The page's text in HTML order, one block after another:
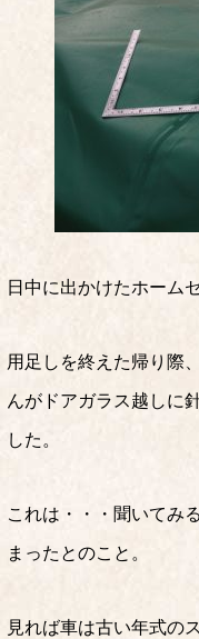
日中に出かけたホーム
用足しを終えた帰り際
んがドアガラス越しに
した。
これは・・・聞いてみ
まったとのこと。
見れば車は古い年式の